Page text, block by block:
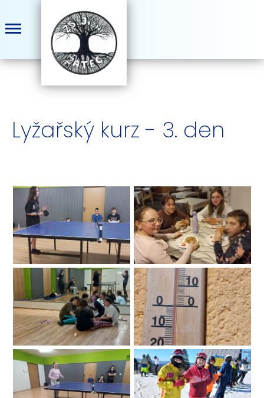
Lyžařský kurz - 3. den